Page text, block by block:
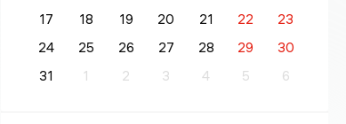
17
18 19 20 21 22
23
24
25 26 27 28 29
30
31
1 2 3 4 5 6